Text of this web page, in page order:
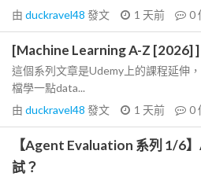
由 duckravel48 發文 1 天前 0
[Machine Learning A-Z [2026]
這個系列文章是Udemy上的課程延伸
檔學一點data...
由 duckravel48 發文 1 天前 0
【Agent Evaluation 系列 1/6
試？